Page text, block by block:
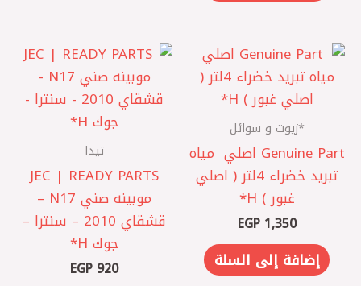
*زيوت و سوائل
Genuine Part اصلي ‎ مياه
تبريد خضراء 4لتر ( اصلي
غبور ) H*
EGP1,350
إضافة إلى السلة
تيدا
JEC | READY PARTS
موبينه صني N17 –
قشقاي 2010 – سنترا –
جوك H*
EGP 920